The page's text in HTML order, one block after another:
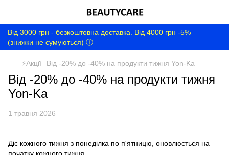
Від 3000 грн - безкоштовна доставка. Від 4000 грн -5%
(знижки не сумуються) ⓘ
⚡Акції Від -20% до -40% на продукти тижня Yon-Ka
Від -20% до -40% на продукти тижня
Yon-Ka
1 травня 2026
Діє кожного тижня з понеділка по п'ятницю, оновлюється на